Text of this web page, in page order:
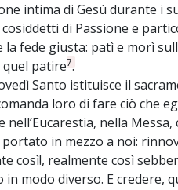
intima di Gesù durante i
di Passione e
la fede giusta: patì e morì
patire7.
Santo istituisce il
loro di fare ciò che
nell’Eucarestia, nella
in mezzo a noi:
così!, realmente così
modo diverso. E credere,